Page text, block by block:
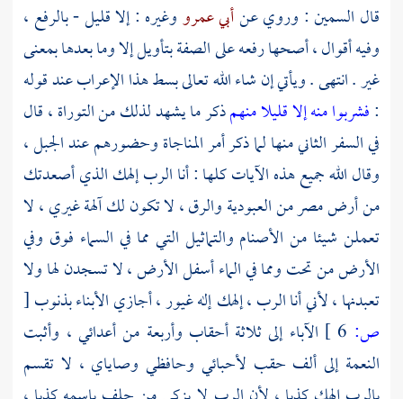
قال السمين: وروي عنأبي عمرووغيره : إلا قليل - بالرفع ،
وفيه أقوال ، أصحها رفعه على الصفة بتأويل إلا وما بعدها بمعنى
غير . انتهى . ويأتي إن شاء الله تعالى بسط هذا الإعراب عند قوله
:فشربوا منه إلا قليلا منهمذكر ما يشهد لذلك من التوراة ، قال
في السفر الثاني منها لما ذكر أمر المناجاة وحضورهم عند الجبل ،
وقال الله جميع هذه الآيات كلها : أنا الرب إلهك الذي أصعدتك
من أرضمصرمن العبودية والرق ، لا تكون لك آلهة غيري ، لا
تعملن شيئا من الأصنام والتماثيل التي مما في السماء فوق وفي
الأرض من تحت ومما في الماء أسفل الأرض ، لا تسجدن لها ولا
تعبدنها ، لأني أنا الرب ، إلهك إله غيور ، أجازي الأبناء بذنوب[
ص:
الآباء إلى ثلاثة أحقاب وأربعة من أعدائي ، وأثبت
النعمة إلى ألف حقب لأحبائي وحافظي وصاياي ، لا تقسم